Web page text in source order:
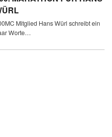
Mitglied Hans Würl schreibt ein
Worte…